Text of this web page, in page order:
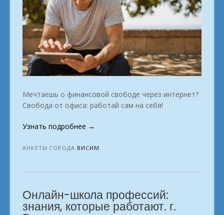
Мечтаешь о финансовой свободе через интернет?
Свобода от офиса: работай сам на себя!
Узнать подробнее «Домашний
Первый
и
зарплате.
→
АНКЕТЫ ГОРОДА ВИСИМ
Онлайн-школа профессий:
знания, которые работают. г.